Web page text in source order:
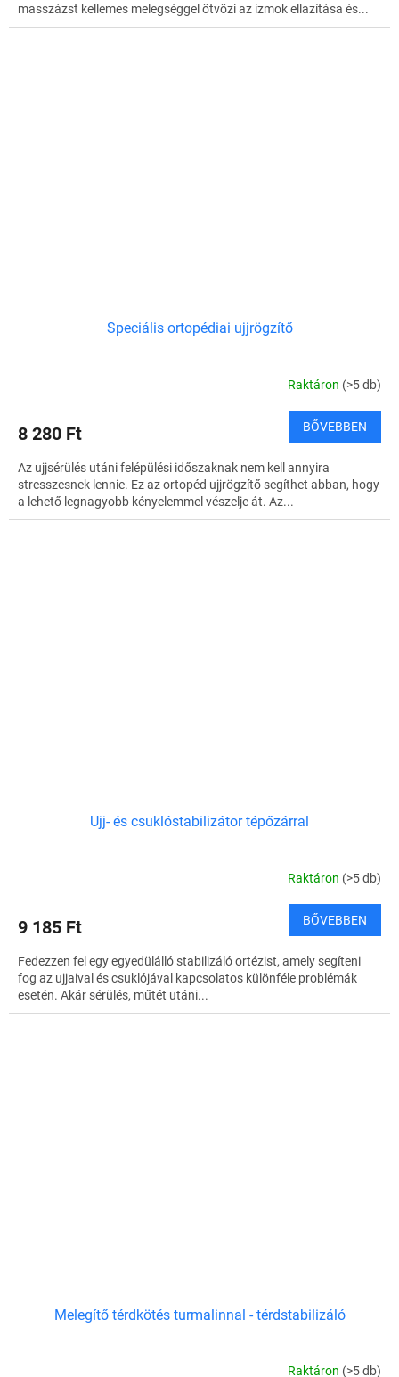
masszázst kellemes melegséggel ötvözi az izmok ellazítása és...
Speciális ortopédiai ujjrögzítő
Raktáron (>5 db)
8 280 Ft BŐVEBBEN
Az ujjsérülés utáni felépülési időszaknak nem kell annyira
stresszesnek lennie. Ez az ortopéd ujjrögzítő segíthet abban, hogy
a lehető legnagyobb kényelemmel vészelje át. Az...
Ujj- és csuklóstabilizátor tépőzárral
Raktáron (>5 db)
9 185 Ft BŐVEBBEN
Fedezzen fel egy egyedülálló stabilizáló ortézist, amely segíteni
fog az ujjaival és csuklójával kapcsolatos különféle problémák
esetén. Akár sérülés, műtét utáni...
Melegítő térdkötés turmalinnal - térdstabilizáló
Raktáron (>5 db)